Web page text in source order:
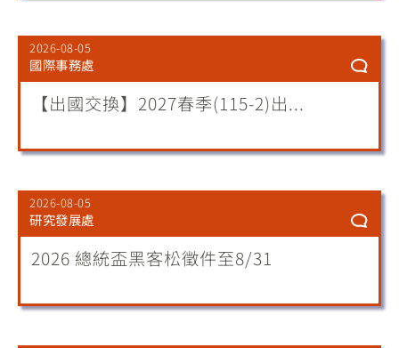
2026-08-05
國際事務處
【出國交換】2027春季(115-2)出...
2026-08-05
研究發展處
2026 總統盃黑客松徵件至8/31